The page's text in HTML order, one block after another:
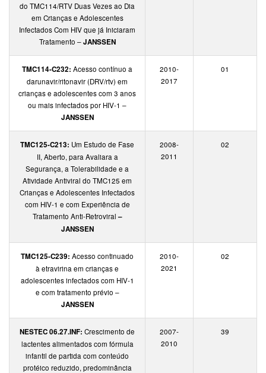
do TMC114/RTV Duas Vezes ao Dia
em Crianças e Adolescentes
Infectados Com HIV que já Iniciaram
Tratamento –JANSSEN
TMC114-C232: Acesso contínuo a
darunavir/ritonavir (DRV/rtv) em
crianças e adolescentes com 3 anos
ou mais infectados por HIV-1 –
JANSSEN
2010-
2017
01
TMC125-C213: Um Estudo de Fase
II, Aberto, para Avaliara a
Segurança, a Tolerabilidade e a
Atividade Antiviral do TMC125 em
Crianças e Adolescentes Infectados
com HIV-1 e com Experiência de
Tratamento Anti-Retroviral–
JANSSEN
2008-
2011
02
TMC125-C239: Acesso continuado
à etravirina em crianças e
adolescentes infectados com HIV-1
e com tratamento prévio –
JANSSEN
2010-
2021
02
NESTEC 06.27.INF: Crescimento de
lactentes alimentados com fórmula
infantil de partida com conteúdo
protéico reduzido, predominância
2007-
2010
39